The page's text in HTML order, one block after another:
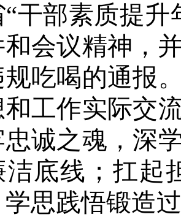
“干部素质提
和会议精神，
规吃喝的通报
和工作实际交
诚之魂，深
洁底线；扛起
思践悟锻造